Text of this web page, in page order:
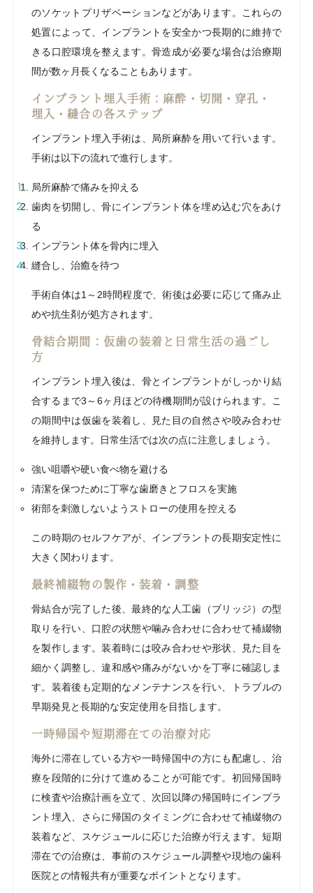
のソケットプリザベーションなどがあります。これらの
処置によって、インプラントを安全かつ長期的に維持で
きる口腔環境を整えます。骨造成が必要な場合は治療期
間が数ヶ月長くなることもあります。
インプラント埋入手術：麻酔・切開・穿孔・
埋入・縫合の各ステップ
インプラント埋入手術は、局所麻酔を用いて行います。
手術は以下の流れで進行します。
局所麻酔で痛みを抑える
歯肉を切開し、骨にインプラント体を埋め込む穴をあけ
る
インプラント体を骨内に埋入
縫合し、治癒を待つ
手術自体は1～2時間程度で、術後は必要に応じて痛み止
めや抗生剤が処方されます。
骨結合期間：仮歯の装着と日常生活の過ごし
方
インプラント埋入後は、骨とインプラントがしっかり結
合するまで3～6ヶ月ほどの待機期間が設けられます。こ
の期間中は仮歯を装着し、見た目の自然さや咬み合わせ
を維持します。日常生活では次の点に注意しましょう。
強い咀嚼や硬い食べ物を避ける
清潔を保つために丁寧な歯磨きとフロスを実施
術部を刺激しないようストローの使用を控える
この時期のセルフケアが、インプラントの長期安定性に
大きく関わります。
最終補綴物の製作・装着・調整
骨結合が完了した後、最終的な人工歯（ブリッジ）の型
取りを行い、口腔の状態や噛み合わせに合わせて補綴物
を製作します。装着時には咬み合わせや形状、見た目を
細かく調整し、違和感や痛みがないかを丁寧に確認しま
す。装着後も定期的なメンテナンスを行い、トラブルの
早期発見と長期的な安定使用を目指します。
一時帰国や短期滞在での治療対応
海外に滞在している方や一時帰国中の方にも配慮し、治
療を段階的に分けて進めることが可能です。初回帰国時
に検査や治療計画を立て、次回以降の帰国時にインプラ
ント埋入、さらに帰国のタイミングに合わせて補綴物の
装着など、スケジュールに応じた治療が行えます。短期
滞在での治療は、事前のスケジュール調整や現地の歯科
医院との情報共有が重要なポイントとなります。